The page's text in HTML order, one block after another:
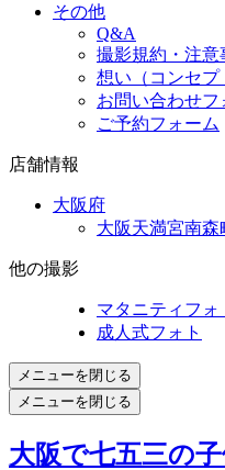
その他
Q&A
撮影規約・注意
想い（コンセプ
お問い合わせフ
ご予約フォーム
店舗情報
大阪府
大阪天満宮南森
他の撮影
マタニティフォ
成人式フォト
メニューを閉じる
メニューを閉じる
大阪で七五三の